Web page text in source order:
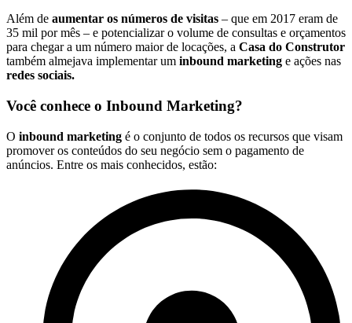
Além de aumentar os números de visitas – que em 2017 eram de
35 mil por mês – e potencializar o volume de consultas e orçamentos
para chegar a um número maior de locações, a Casa do Construtor
também almejava implementar um inbound marketing e ações nas
redes sociais.
Você conhece o Inbound Marketing?
O inbound marketing é o conjunto de todos os recursos que visam
promover os conteúdos do seu negócio sem o pagamento de
anúncios. Entre os mais conhecidos, estão: